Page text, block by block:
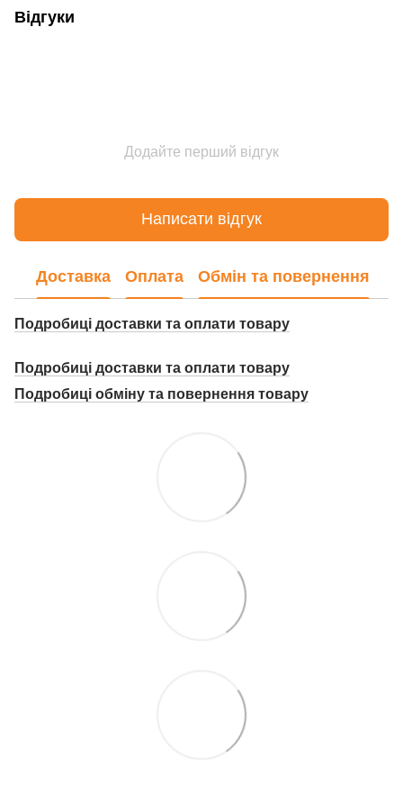
Відгуки
Додайте перший відгук
Написати відгук
Доставка Оплата Обмін та повернення
Подробиці доставки та оплати товару
Подробиці доставки та оплати товару
Подробиці обміну та повернення товару